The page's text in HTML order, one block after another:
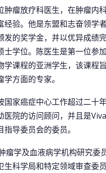
肿瘤放疗科医生，在肿瘤内
经验。他是东盟和志奋领学
发的奖学金，并以优异成绩
士学位。陈医生是第一位参
学课程的亚洲学生，该课程
方面的专家。
国家癌症中心工作超过二十
医院的访问顾问，并且是
导委员会的委员。
瘤学及血液病学机构研究委
生科学局和特定领域审查委